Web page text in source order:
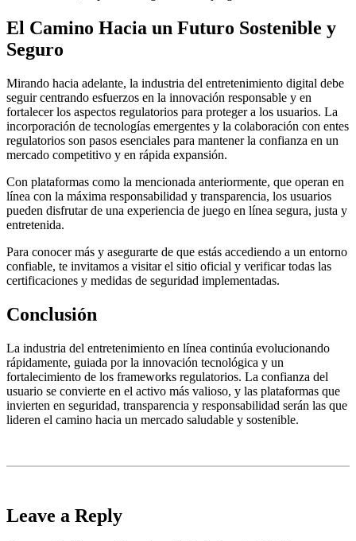
El Camino Hacia un Futuro Sostenible y
Seguro
Mirando hacia adelante, la industria del entretenimiento digital debe
seguir centrando esfuerzos en la innovación responsable y en
fortalecer los aspectos regulatorios para proteger a los usuarios. La
incorporación de tecnologías emergentes y la colaboración con entes
regulatorios son pasos esenciales para mantener la confianza en un
mercado competitivo y en rápida expansión.
Con plataformas como la mencionada anteriormente, que operan en
línea con la máxima responsabilidad y transparencia, los usuarios
pueden disfrutar de una experiencia de juego en línea segura, justa y
entretenida.
Para conocer más y asegurarte de que estás accediendo a un entorno
confiable, te invitamos a visitar el sitio oficial y verificar todas las
certificaciones y medidas de seguridad implementadas.
Conclusión
La industria del entretenimiento en línea continúa evolucionando
rápidamente, guiada por la innovación tecnológica y un
fortalecimiento de los frameworks regulatorios. La confianza del
usuario se convierte en el activo más valioso, y las plataformas que
invierten en seguridad, transparencia y responsabilidad serán las que
lideren el camino hacia un mercado saludable y sostenible.
Leave a Reply